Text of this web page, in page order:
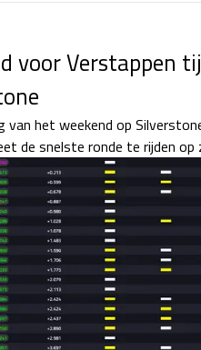
voor Verstappen
van het weekend op
de snelste ronde te rijden